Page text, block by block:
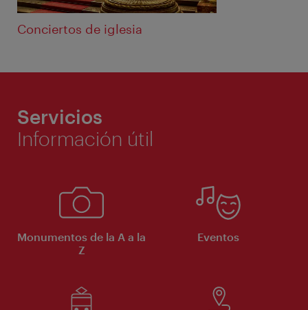
Conciertos de iglesia
Servicios
Información útil
Monumentos de la A a la
Z
Eventos